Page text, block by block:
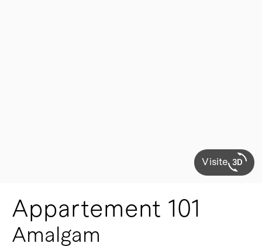
Visite
Appartement 101
Amalgam